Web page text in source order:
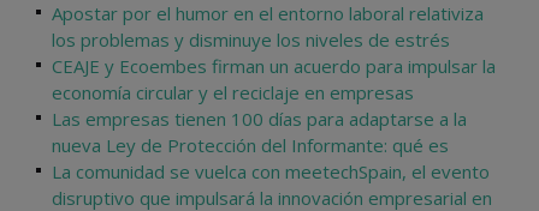
Apostar por el humor en el entorno laboral relativiza
los problemas y disminuye los niveles de estrés
CEAJE y Ecoembes firman un acuerdo para impulsar la
economía circular y el reciclaje en empresas
Las empresas tienen 100 días para adaptarse a la
nueva Ley de Protección del Informante: qué es
La comunidad se vuelca con meetechSpain, el evento
disruptivo que impulsará la innovación empresarial en